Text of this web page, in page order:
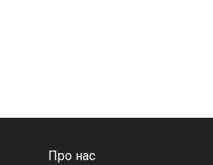
Про нас